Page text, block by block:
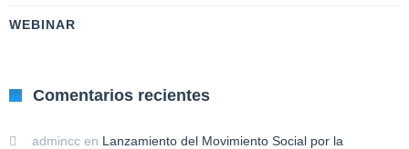
WEBINAR
Comentarios recientes
admincc en Lanzamiento del Movimiento Social por la